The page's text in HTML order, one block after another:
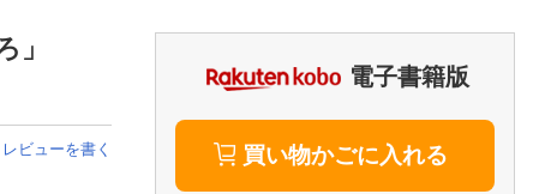
楽天TV
動画配信ガイド
Rakuten PLAY
Rチャンネル
ろ」
レビューを書く
電子書籍版
買い物かごに入れる